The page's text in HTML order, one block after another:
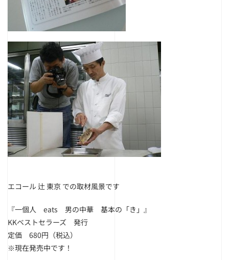
エコール 辻 東京 での取材風景です
『一個人 eats 男の中華 基本の「き」』
KKベストセラーズ 発行
定価 680円（税込）
※現在発売中です！